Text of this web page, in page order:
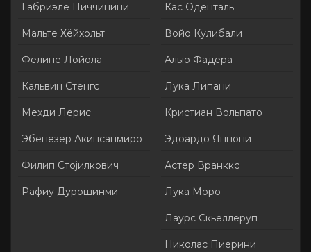
Габриэле Пиччинини
Мальте Хёйхольт
Фелипе Лойола
Кальвин Стенгс
Мехди Лерис
Эбенезер Акинсанмиро
Филип Стојилкович
Рафиу Дурошинми
Кас Оденталь
Войо Кулибали
Алью Фадера
Лука Липани
Кристиан Вольпато
Эдоардо Яннони
Астер Вранккс
Лука Моро
Лаурс Скьеллеруп
Николас Пиерини